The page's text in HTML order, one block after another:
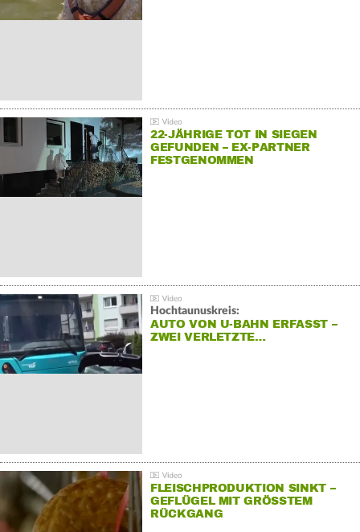
22-JÄHRIGE TOT IN SIEGEN
GEFUNDEN – EX-PARTNER
FESTGENOMMEN
Hochtaunuskreis:
AUTO VON U-BAHN ERFASST –
ZWEI VERLETZTE…
FLEISCHPRODUKTION SINKT –
GEFLÜGEL MIT GRÖSSTEM R
ÜCKGANG